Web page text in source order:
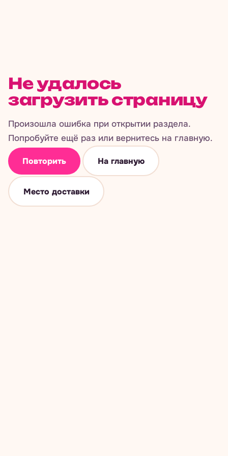
Не удалось
загрузить страницу
Произошла ошибка при открытии раздела.
Попробуйте ещё раз или вернитесь на главную.
Повторить На главную
Место доставки